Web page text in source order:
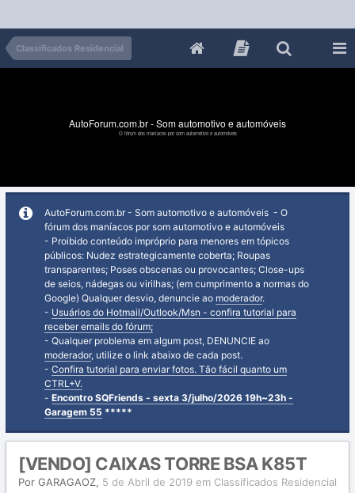
Classificados Residencial
AutoForum.com.br - Som automotivo e automóveis
O fórum dos maníacos por som automotivo e automóveis
AutoForum.com.br - Som automotivo e automóveis - O
fórum dos maníacos por som automotivo e automóveis
- Proibido conteúdo impróprio para menores em tópicos
públicos: Nudez estrategicamente coberta; Roupas
transparentes; Poses obscenas ou provocantes; Close-ups
de seios, nádegas ou virilhas; (em cumprimento a normas do
Google) Qualquer desvio, denuncie ao moderador.
- Usuários do Hotmail/Outlook/Msn - confira tutorial para
receber emails do fórum;
- Qualquer problema em algum post, DENUNCIE ao
moderador, utilize o link abaixo de cada post.
- Confira tutorial para enviar fotos. Tão fácil quanto um
CTRL+V.
- Encontro SQFriends - sexta 3/julho/2026 19h~23h -
Garagem 55 *****
[VENDO] CAIXAS TORRE BSA K85T
Por GARAGAOZ, 5 de Abril de 2019 em Classificados Residencial